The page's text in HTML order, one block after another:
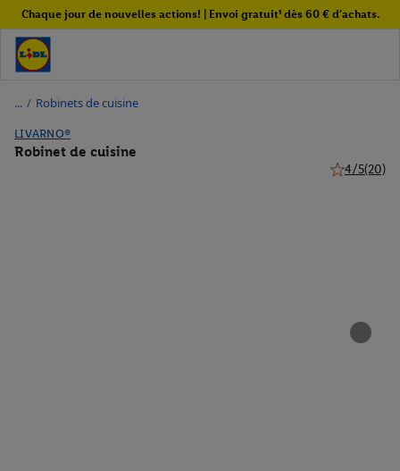
Chaque jour de nouvelles actions! | Envoi gratuit¹ dès 60 € d'achats.
/ Robinets de cuisine
LIVARNO®
Robinet de cuisine
4/5(20)